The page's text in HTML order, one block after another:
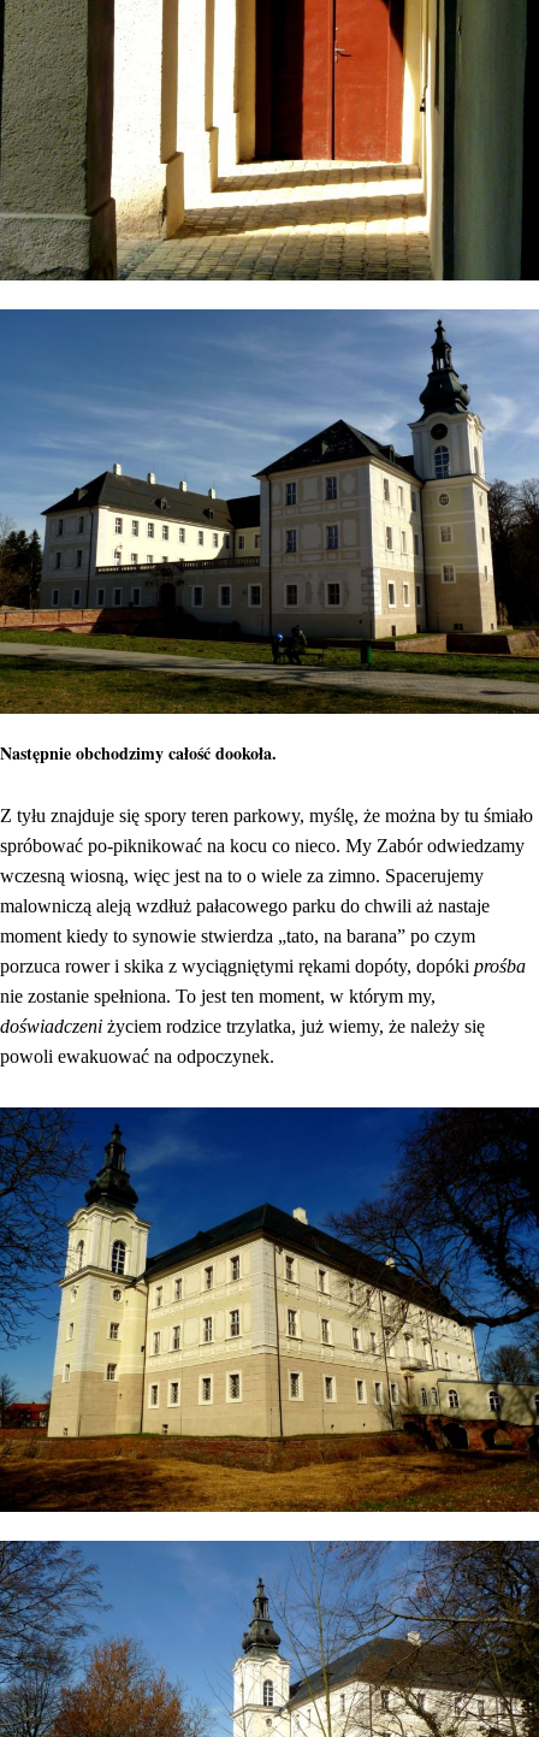
Następnie obchodzimy całość dookoła.
Z tyłu znajduje się spory teren parkowy, myślę, że można by tu śmiało
spróbować po-piknikować na kocu co nieco. My Zabór odwiedzamy
wczesną wiosną, więc jest na to o wiele za zimno. Spacerujemy
malowniczą aleją wzdłuż pałacowego parku do chwili aż nastaje
moment kiedy to synowie stwierdza „tato, na barana” po czym
porzuca rower i skika z wyciągniętymi rękami dopóty, dopóki prośba
nie zostanie spełniona. To jest ten moment, w którym my,
doświadczeni życiem rodzice trzylatka, już wiemy, że należy się
powoli ewakuować na odpoczynek.